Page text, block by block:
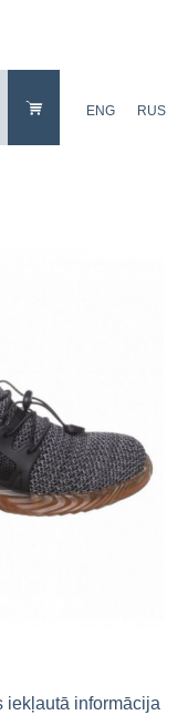
ENG RUS
iekļautā informācija